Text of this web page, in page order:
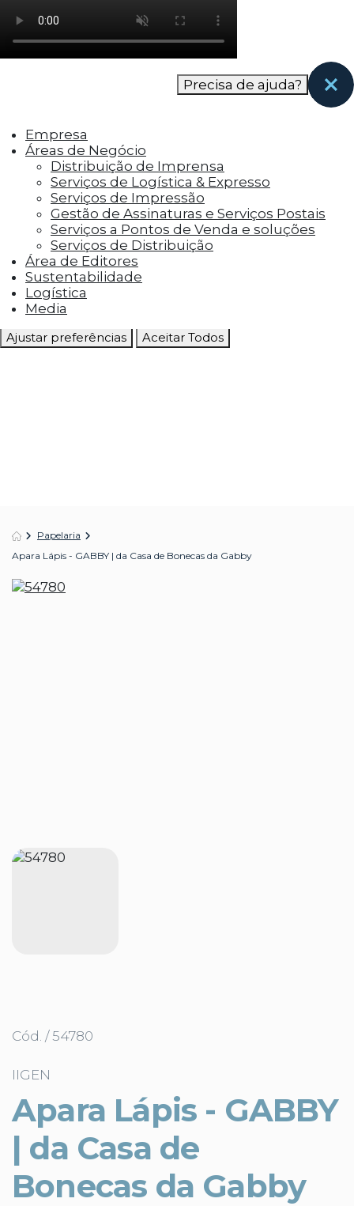
como os visitantes interagem com o site. Esses
cookies ajudam a fornecer informações sobre
as métricas do número de visitantes, taxa de
rejeição, origem do tráfego, etc.
funcionalidades, como compartilhar o
conteúdo do site em plataformas de social
media, coletar feedbacks e outros recursos de
terceiros.
Cookies Marketing
Os cookies de marketing são usados para
entregar aos visitantes anúncios
personalizados com base nas páginas que eles
visitaram antes e analisar a eficácia da
campanha publicitária.
Ajustar preferências Aceitar Todos
Precisa de ajuda?
Empresa
Áreas de Negócio
Distribuição de Imprensa
Serviços de Logística & Expresso
Serviços de Impressão
Gestão de Assinaturas e Serviços Postais
Serviços a Pontos de Venda e soluções
Serviços de Distribuição
Área de Editores
Sustentabilidade
Logística
Media
Papelaria
Apara Lápis - GABBY | da Casa de Bonecas da Gabby
Cód. / 54780
IIGEN
Apara Lápis - GABBY
| da Casa de
Bonecas da Gabby